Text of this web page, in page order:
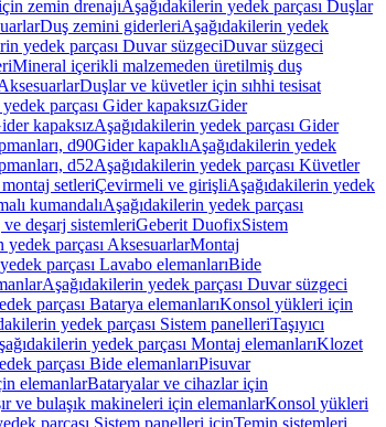
zemin drenajıAşağıdakilerin yedek parçası Duşlar
Duş zemini giderleriAşağıdakilerin yedek
yedek parçası Duvar süzgeciDuvar süzgeci
Mineral içerikli malzemeden üretilmiş duş
Duşlar ve küvetler için sıhhi tesisat
parçası Gider kapaksızGider
kapaksızAşağıdakilerin yedek parçası Gider
d90Gider kapaklıAşağıdakilerin yedek
d52Aşağıdakilerin yedek parçası Küvetler
setleriÇevirmeli ve girişliAşağıdakilerin yedek
kumandalıAşağıdakilerin yedek parçası
deşarj sistemleriGeberit DuofixSistem
yedek parçası AksesuarlarMontaj
parçası Lavabo elemanlarıBide
Aşağıdakilerin yedek parçası Duvar süzgeci
parçası Batarya elemanlarıKonsol yükleri için
yedek parçası Sistem panelleriTaşıyıcı
yedek parçası Montaj elemanlarıKlozet
parçası Bide elemanlarıPisuvar
elemanlarBataryalar ve cihazlar için
ve bulaşık makineleri için elemanlarKonsol yükleri
parçası Sistem panelleri içinTemin sistemleri